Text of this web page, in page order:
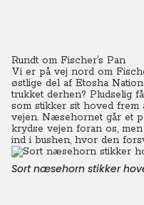
Rundt om Fischer’s Pan
Vi er på vej nord om
østlige del af Etosha
trukket derhen? Pludselig
som stikker sit hoved
vejen. Næsehornet går et
krydse vejen foran os,
ind i bushen, hvor den
Sort næsehorn stikker